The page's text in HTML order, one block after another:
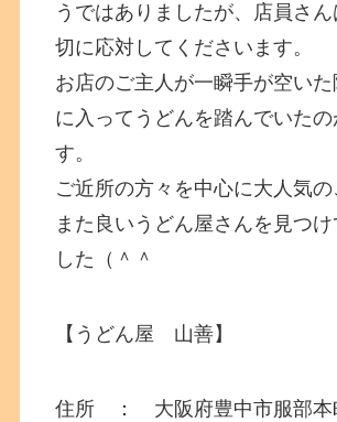
うではありましたが、店員さ
切に応対してくださいます。
お店のご主人が一瞬手が空い
に入ってうどんを踏んでいた
す。
ご近所の方々を中心に大人気の
また良いうどん屋さんを見つけ
した（＾＾
【うどん屋 山善】
住所 ： 大阪府豊中市服部本